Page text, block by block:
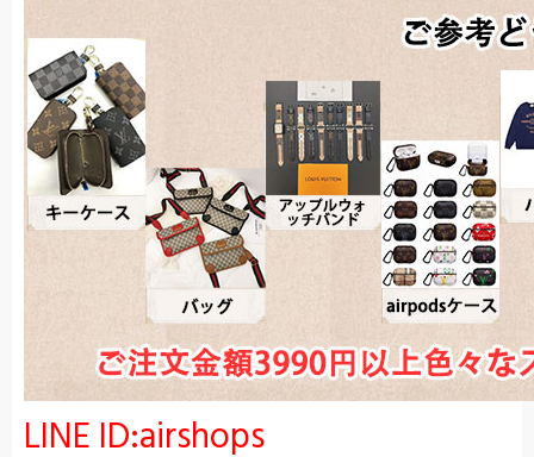
LINE ID:airshops